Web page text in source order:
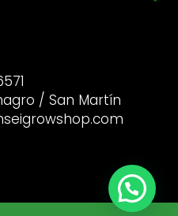
/ San Martín